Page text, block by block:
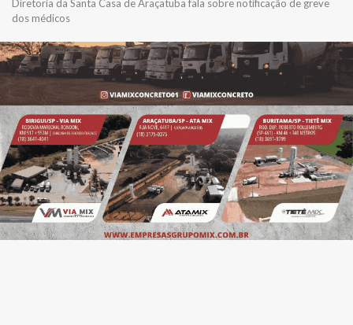
Diretoria da Santa Casa de Araçatuba fala sobre notificação de greve
dos médicos